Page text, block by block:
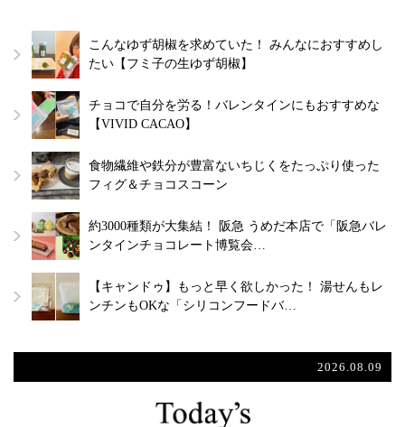
こんなゆず胡椒を求めていた！ みんなにおすすめし
たい【フミ子の生ゆず胡椒】
チョコで自分を労る！バレンタインにもおすすめな
【VIVID CACAO】
食物繊維や鉄分が豊富ないちじくをたっぷり使った
フィグ＆チョコスコーン
約3000種類が大集結！ 阪急 うめだ本店で「阪急バレ
ンタインチョコレート博覧会…
【キャンドゥ】もっと早く欲しかった！ 湯せんもレ
ンチンもOKな「シリコンフードバ…
2026.08.09